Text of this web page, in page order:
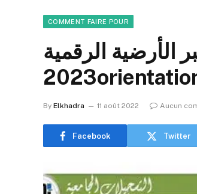
COMMENT FAIRE POUR
الأرضية الرقمية
By Elkhadra 11 août 2022 Aucun
Facebook Twitter